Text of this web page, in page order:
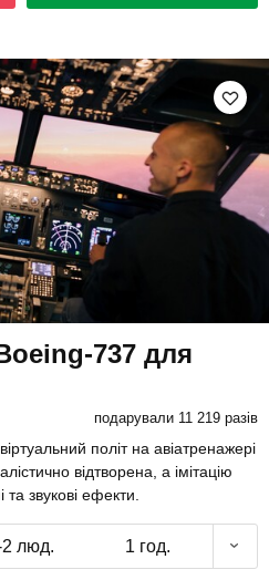
737 для
подарували 11 219 разів
політ на авіатренажері
відтворена, а імітацію
звукові ефекти.
2 люд. 1 год.